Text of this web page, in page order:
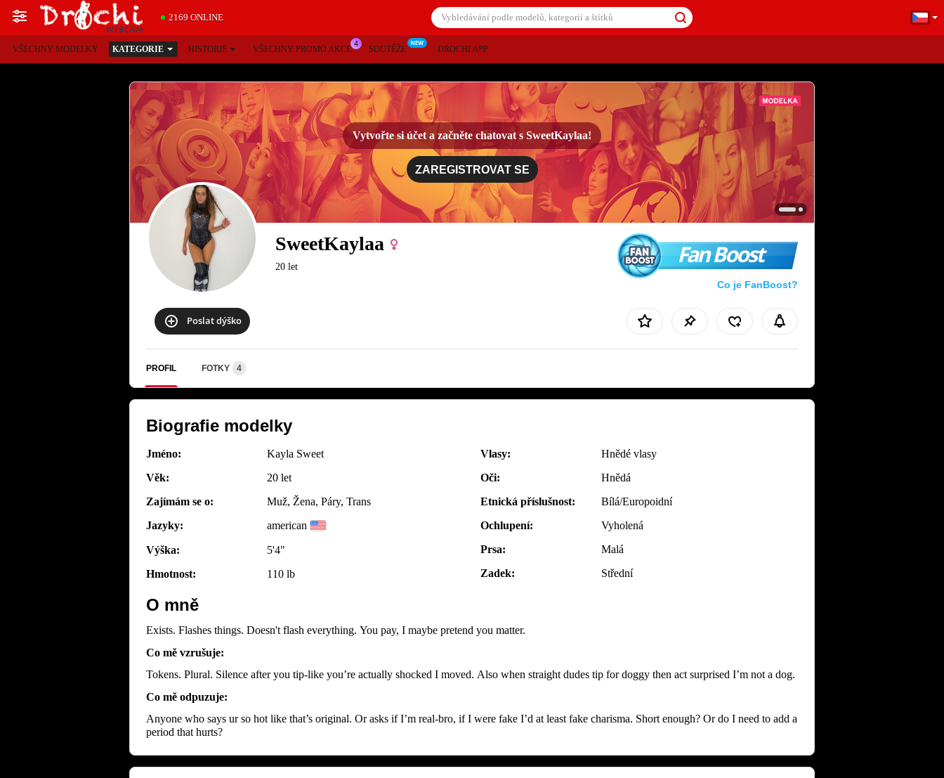
2169 ONLINE
VŠECHNY MODELKY KATEGORIE HISTORIE VŠECHNY PROMO AKCE SOUTĚŽE DROCHI APP
Vytvořte si účet a začněte chatovat s SweetKaylaa!
ZAREGISTROVAT SE
SweetKaylaa
20 let Fan Boost
Co je FanBoost?
Poslat dýško
PROFIL FOTKY 4
Biografie modelky
Jméno:
Kayla Sweet
Věk:
20 let
Zajímám se o:
Muž, Žena, Páry, Trans
Jazyky:
american
Výška:
5'4"
Hmotnost:
110 lb
Vlasy:
Hnědé vlasy
Oči:
Hnědá
Etnická příslušnost:
Bílá/Europoidní
Ochlupení:
Vyholená
Prsa:
Malá
Zadek:
Střední
O mně
Exists. Flashes things. Doesn't flash everything. You pay, I maybe pretend you matter.
Co mě vzrušuje:
Tokens. Plural. Silence after you tip-like you’re actually shocked I moved. Also when straight dudes tip for doggy then act surprised I’m not a dog.
Co mě odpuzuje:
Anyone who says ur so hot like that’s original. Or asks if I’m real-bro, if I were fake I’d at least fake charisma. Short enough? Or do I need to add a
period that hurts?